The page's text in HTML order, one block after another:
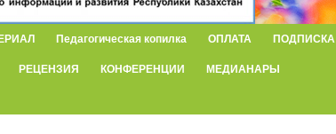
Педагогическая копилка ОПЛАТА ПОДПИСКА
РЕЦЕНЗИЯ КОНФЕРЕНЦИИ МЕДИАНАРЫ